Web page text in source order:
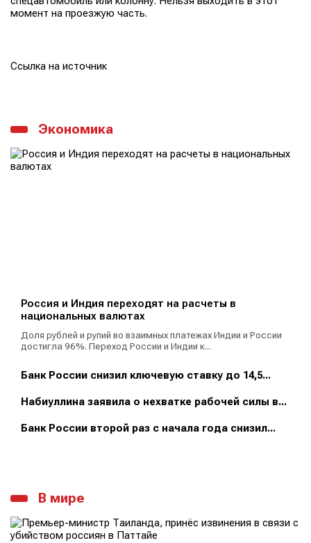
момент на проезжую часть.
Ссылка на источник
Экономика
Россия и Индия переходят на расчеты в
национальных валютах
Доля рублей и рупий во взаимных платежах Индии и России
достигла 96%. Переход России и Индии к...
Банк России снизил ключевую ставку до 14,5...
Набиуллина заявила о нехватке рабочей силы в...
Банк России второй раз с начала года снизил...
В мире